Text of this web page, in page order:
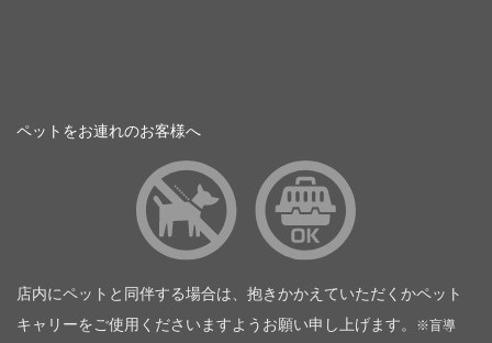
ペットをお連れのお客様へ
店内にペットと同伴する場合は、抱きかかえていただくかペット
キャリーをご使用くださいますようお願い申し上げます。
※盲導